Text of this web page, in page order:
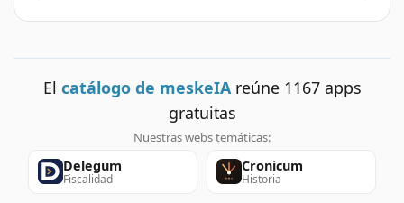
El catálogo de meskeIA reúne 1167apps
gratuitas
Nuestras webs temáticas:
Delegum
Fiscalidad
Cronicum
Historia